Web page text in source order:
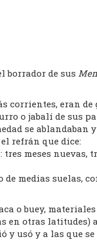
borrador de sus
corrientes, eran
o jabalí de sus
se ablandaban
refrán que dice:
meses nuevas,
medias suelas,
o buey,
otras latitudes)
y usó y a las que